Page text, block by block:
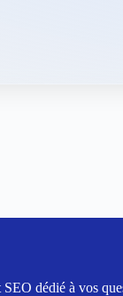
dédié à vos